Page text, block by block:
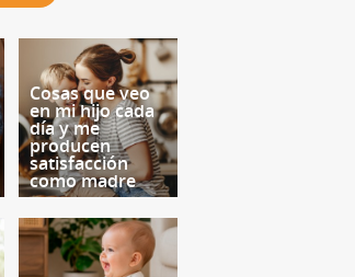
Cosas que veo
en mi hijo cada
día y me
producen
satisfacción
como madre